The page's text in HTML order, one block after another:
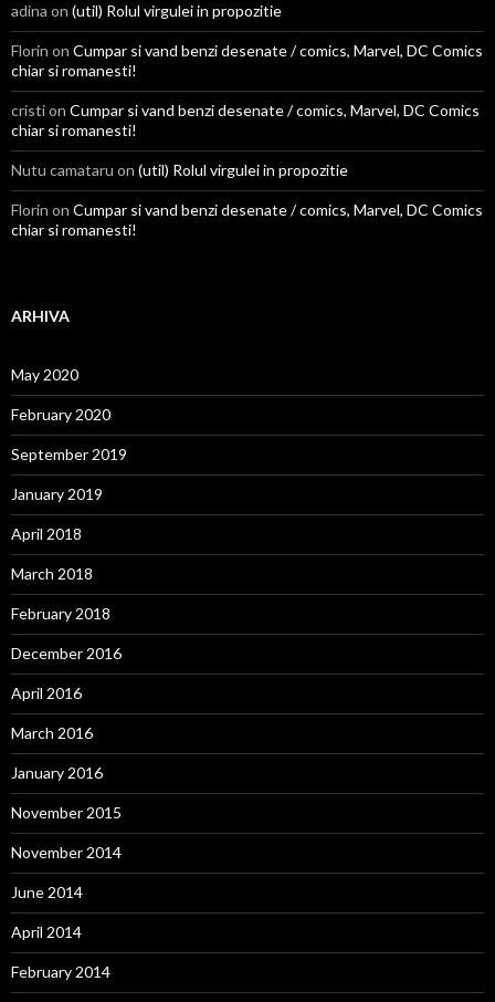
adina on (util) Rolul virgulei in propozitie
Florin on Cumpar si vand benzi desenate / comics, Marvel, DC Comics
chiar si romanesti!
cristi on Cumpar si vand benzi desenate / comics, Marvel, DC Comics
chiar si romanesti!
Nutu camataru on (util) Rolul virgulei in propozitie
Florin on Cumpar si vand benzi desenate / comics, Marvel, DC Comics
chiar si romanesti!
ARHIVA
May 2020
February 2020
September 2019
January 2019
April 2018
March 2018
February 2018
December 2016
April 2016
March 2016
January 2016
November 2015
November 2014
June 2014
April 2014
February 2014